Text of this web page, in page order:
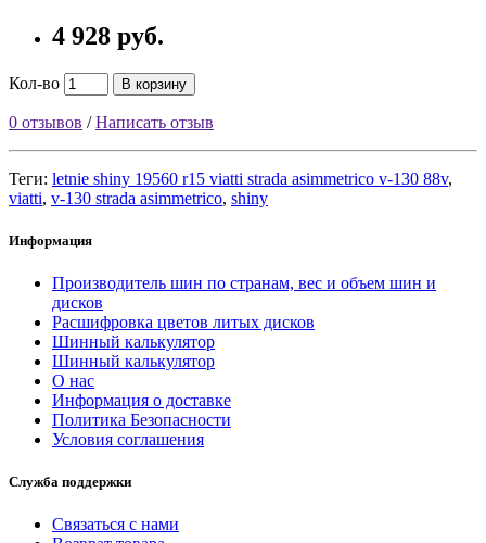
4 928 руб.
Кол-во В корзину
0 отзывов /Написать отзыв
Теги: letnie shiny 19560 r15 viatti strada asimmetrico v-130 88v,
viatti, v-130 strada asimmetrico, shiny
Информация
Производитель шин по странам, вес и объем шин и
дисков
Расшифровка цветов литых дисков
Шинный калькулятор
Шинный калькулятор
О нас
Информация о доставке
Политика Безопасности
Условия соглашения
Служба поддержки
Связаться с нами